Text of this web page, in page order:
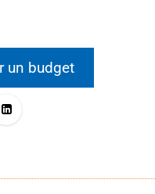
un budget